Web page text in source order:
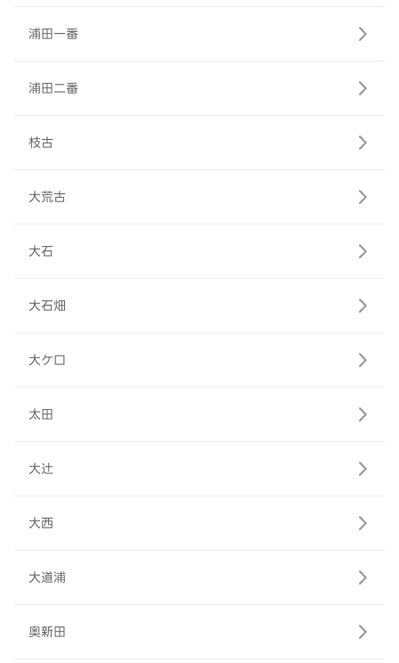
浦田一番
浦田二番
枝古
大荒古
大石
大石畑
大ケ口
太田
大辻
大西
大道浦
奥新田